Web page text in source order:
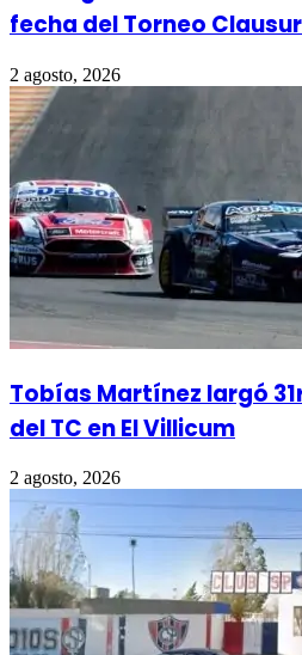
fecha del Torneo
2 agosto, 2026
Tobías Martínez largó
del TC en El Villicum
2 agosto, 2026